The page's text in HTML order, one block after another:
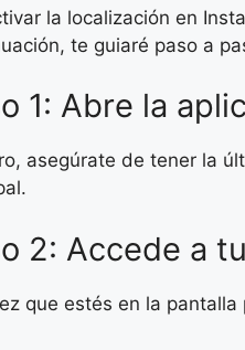
la localización en
te guiaré paso a
1: Abre la
asegúrate de tener la
2: Accede a
que estés en la